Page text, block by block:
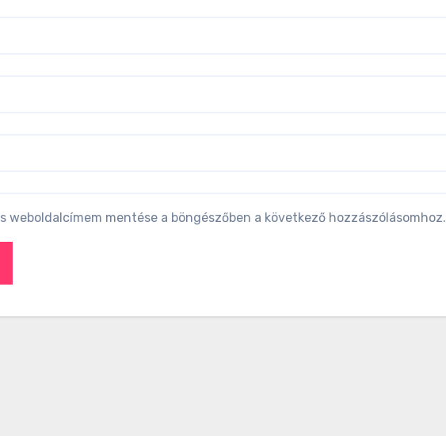
weboldalcímem mentése a böngészőben a következő hozzászólásomhoz.